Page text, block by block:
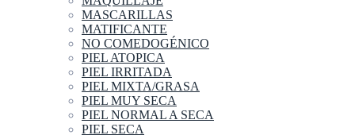
MASCARILLAS
MATIFICANTE
NO COMEDOGÉNICO
PIEL ATOPICA
PIEL IRRITADA
PIEL MIXTA/GRASA
PIEL MUY SECA
PIEL NORMAL A SECA
PIEL SECA